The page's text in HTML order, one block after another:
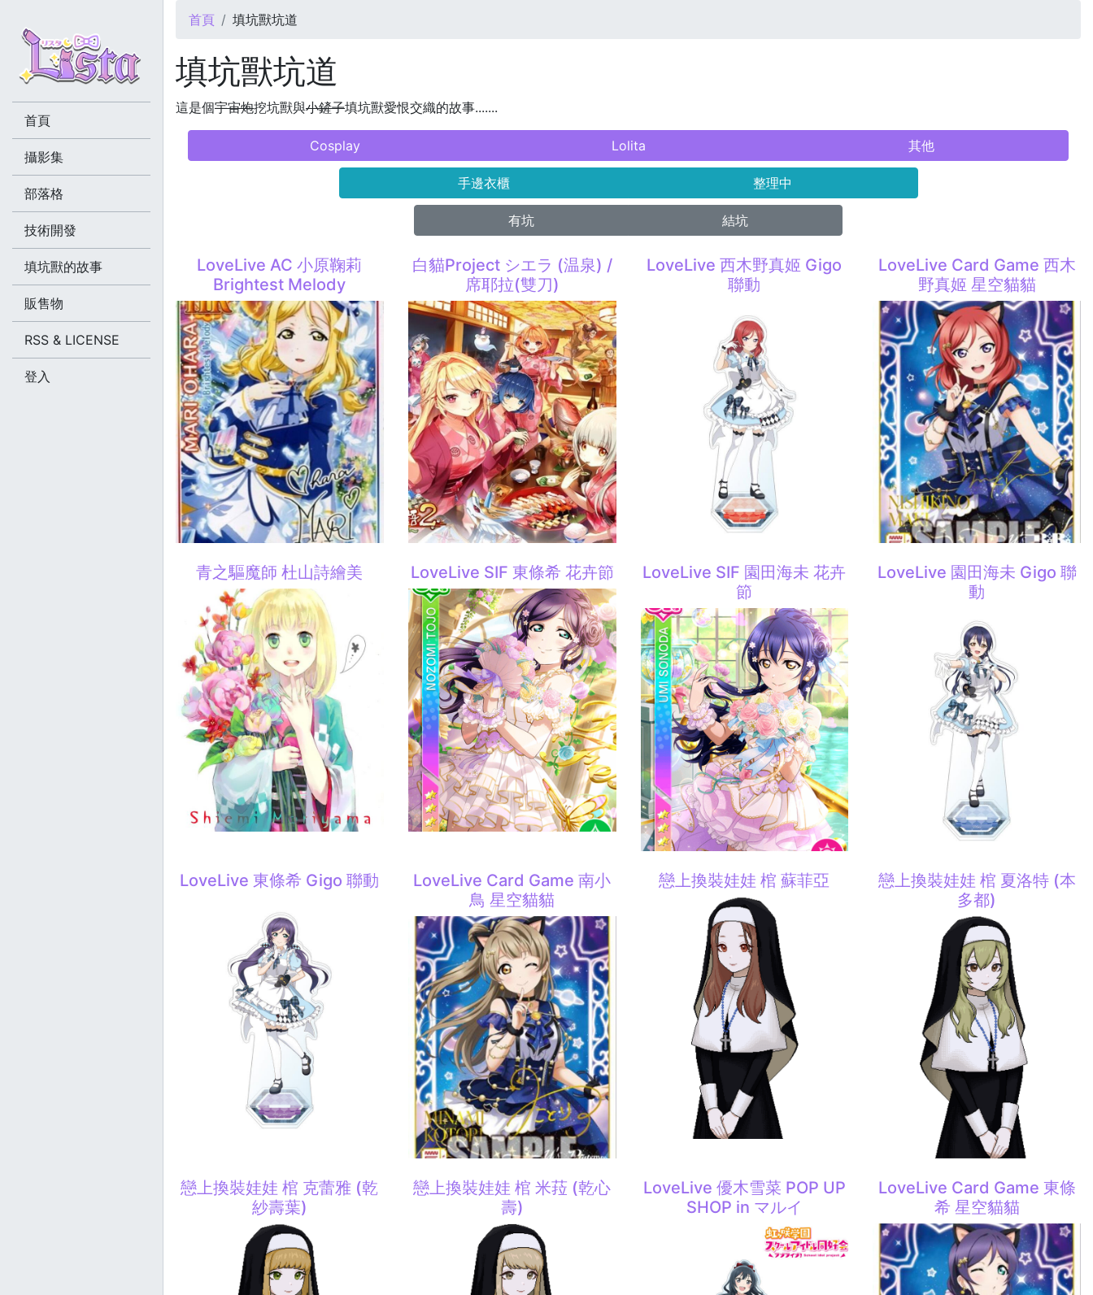
您在這裡
首頁 填坑獸坑道
填坑獸坑道
這是個宇宙炮挖坑獸與小鏟子填坑獸愛恨交織的故事.......
Cosplay Lolita 其他
手邊衣櫃 整理中
有坑 結坑
LoveLive AC 小原鞠莉
Brightest Melody
白貓Project シエラ (温泉) /
席耶拉(雙刀)
LoveLive 西木野真姬 Gigo
聯動
LoveLive Card Game 西木
野真姬 星空貓貓
青之驅魔師 杜山詩繪美 LoveLive SIF 東條希 花卉節
LoveLive SIF 園田海未 花卉
節
LoveLive 園田海未 Gigo 聯
動
LoveLive 東條希 Gigo 聯動
LoveLive Card Game 南小
鳥 星空貓貓
戀上換裝娃娃 棺 蘇菲亞
戀上換裝娃娃 棺 夏洛特 (本
多都)
戀上換裝娃娃 棺 克蕾雅 (乾
紗壽葉)
戀上換裝娃娃 棺 米菈 (乾心
壽)
LoveLive 優木雪菜 POP UP
SHOP in マルイ
LoveLive Card Game 東條
希 星空貓貓
首頁
攝影集
部落格
技術開發
填坑獸的故事
販售物
RSS & LICENSE
登入